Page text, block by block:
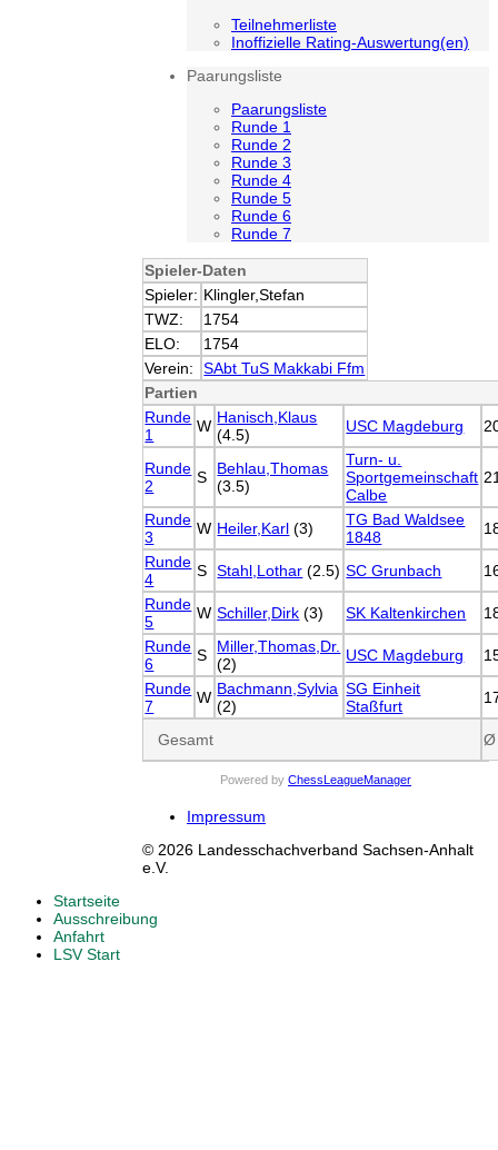
Teilnehmerliste
Inoffizielle Rating-Auswertung(en)
Paarungsliste
Paarungsliste
Runde 1
Runde 2
Runde 3
Runde 4
Runde 5
Runde 6
Runde 7
Spieler-Daten
Spieler: Klingler,Stefan
TWZ:
1754
ELO:
1754
Verein:
SAbt TuS Makkabi Ffm
Partien
Runde
1
W Hanisch,Klaus
(4.5)
USC Magdeburg
Runde
2
S
Behlau,Thomas
(3.5)
Turn- u.
Sportgemeinschaft
Calbe
Runde
3
W Heiler,Karl (3)
TG Bad Waldsee
1848
Runde
4
S Stahl,Lothar (2.5) SC Grunbach
Runde
5
W Schiller,Dirk (3) SK Kaltenkirchen
Runde
6
S
Miller,Thomas,Dr.
(2)
USC Magdeburg
Runde
7
W Bachmann,Sylvia
(2)
SG Einheit
Staßfurt
Gesamt Ø
Powered by ChessLeagueManager
Impressum
© 2026 Landesschachverband Sachsen-Anhalt
e.V.
Startseite
Ausschreibung
Anfahrt
LSV Start